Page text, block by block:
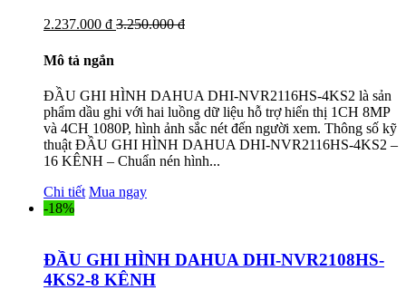
2.237.000 đ 3.250.000 đ
Mô tả ngắn
ĐẦU GHI HÌNH DAHUA DHI-NVR2116HS-4KS2 là sản
phẩm dầu ghi với hai luồng dữ liệu hỗ trợ hiển thị 1CH 8MP
và 4CH 1080P, hình ảnh sắc nét đến người xem. Thông số kỹ
thuật ĐẦU GHI HÌNH DAHUA DHI-NVR2116HS-4KS2 –
16 KÊNH – Chuẩn nén hình...
Chi tiết Mua ngay
-18%
ĐẦU GHI HÌNH DAHUA DHI-NVR2108HS-
4KS2-8 KÊNH